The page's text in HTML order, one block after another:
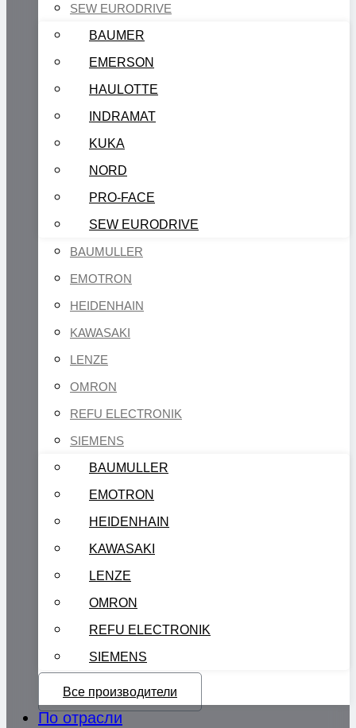
SEW EURODRIVE
BAUMER
EMERSON
HAULOTTE
INDRAMAT
KUKA
NORD
PRO-FACE
SEW EURODRIVE
BAUMULLER
EMOTRON
HEIDENHAIN
KAWASAKI
LENZE
OMRON
REFU ELECTRONIK
SIEMENS
BAUMULLER
EMOTRON
HEIDENHAIN
KAWASAKI
LENZE
OMRON
REFU ELECTRONIK
SIEMENS
Все производители
По отрасли